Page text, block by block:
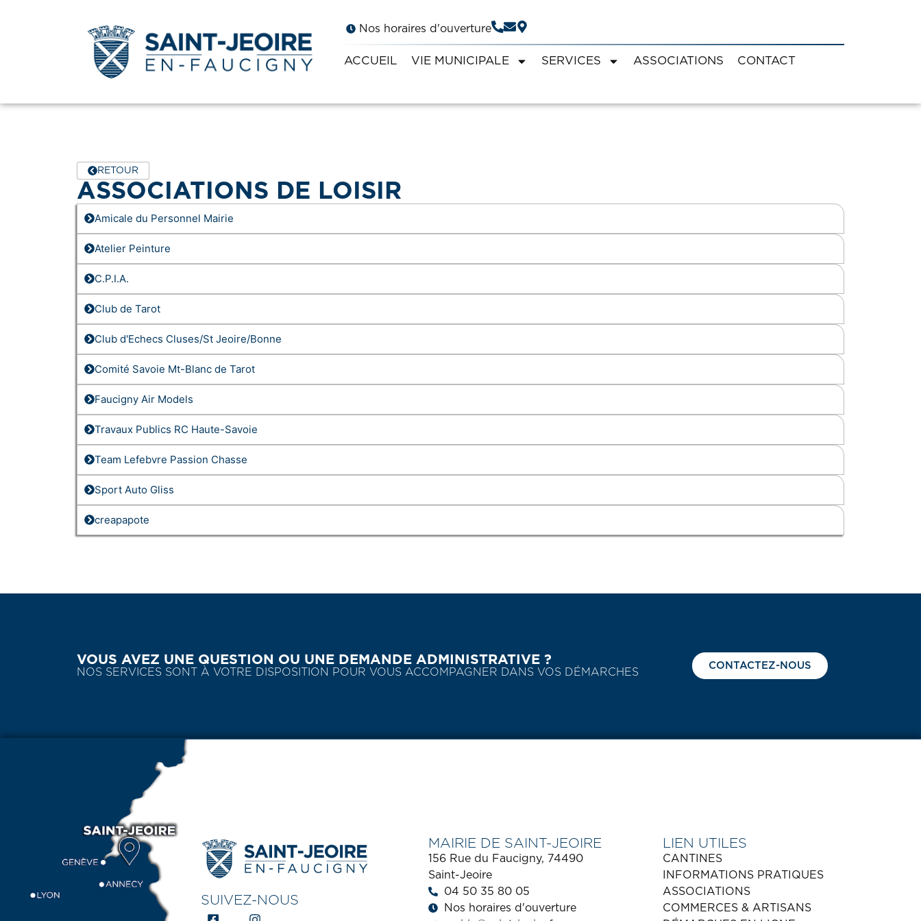
Nos horaires d'ouverture
ACCUEIL VIE MUNICIPALE SERVICES ASSOCIATIONS CONTACT
RETOUR
ASSOCIATIONS DE LOISIR
Amicale du Personnel Mairie
Atelier Peinture
C.P.I.A.
Club de Tarot
Club d'Echecs Cluses/St Jeoire/Bonne
Comité Savoie Mt-Blanc de Tarot
Faucigny Air Models
Travaux Publics RC Haute-Savoie
Team Lefebvre Passion Chasse
Sport Auto Gliss
creapapote
VOUS AVEZ UNE QUESTION OU UNE DEMANDE ADMINISTRATIVE ?
NOS SERVICES SONT À VOTRE DISPOSITION POUR VOUS ACCOMPAGNER DANS VOS DÉMARCHES
CONTACTEZ-NOUS
SUIVEZ-NOUS
MAIRIE DE SAINT-JEOIRE
156 Rue du Faucigny, 74490
Saint-Jeoire
04 50 35 80 05
Nos horaires d'ouverture
LIEN UTILES
CANTINES
INFORMATIONS PRATIQUES
ASSOCIATIONS
COMMERCES & ARTISANS